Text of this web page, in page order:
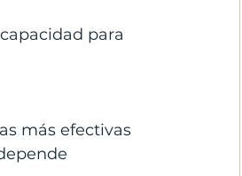
para
más efectivas